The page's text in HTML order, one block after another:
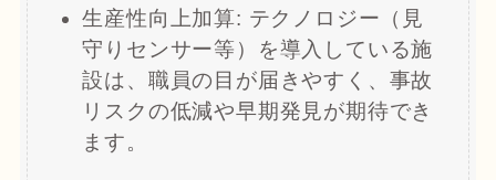
生産性向上加算: テクノロジー（見
守りセンサー等）を導入している施
設は、職員の目が届きやすく、事故
リスクの低減や早期発見が期待でき
ます。